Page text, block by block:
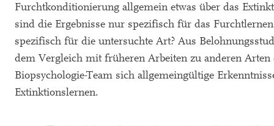
Furchtkonditionierung allgemein etwas über das
sind die Ergebnisse nur spezifisch für das
spezifisch für die untersuchte Art? Aus
dem Vergleich mit früheren Arbeiten zu anderen Arten
Biopsychologie-Team sich allgemeingültige
Extinktionslernen.